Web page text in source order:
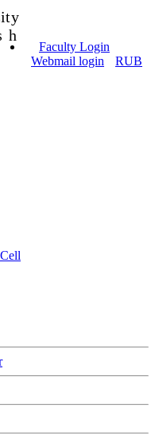
Faculty Login
Webmail login
RUB